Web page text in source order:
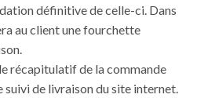
définitive de celle-ci. Dans
au client une fourchette
récapitulatif de la commande
suivi de livraison du site internet.